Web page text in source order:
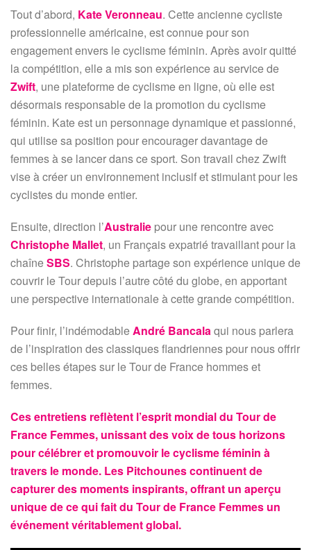
Tout d’abord, Kate Veronneau. Cette ancienne cycliste
professionnelle américaine, est connue pour son
engagement envers le cyclisme féminin. Après avoir quitté
la compétition, elle a mis son expérience au service de
Zwift, une plateforme de cyclisme en ligne, où elle est
désormais responsable de la promotion du cyclisme
féminin. Kate est un personnage dynamique et passionné,
qui utilise sa position pour encourager davantage de
femmes à se lancer dans ce sport. Son travail chez Zwift
vise à créer un environnement inclusif et stimulant pour les
cyclistes du monde entier.
Ensuite, direction l’Australie pour une rencontre avec
Christophe Mallet, un Français expatrié travaillant pour la
chaîneSBS. Christophe partage son expérience unique de
couvrir le Tour depuis l’autre côté du globe, en apportant
une perspective internationale à cette grande compétition.
Pour finir, l’indémodableAndré Bancalaqui nous parlera
de l’inspiration des classiques flandriennes pour nous offrir
ces belles étapes sur le Tour de France hommes et
femmes.
Ces entretiens reflètent l’esprit mondial du Tour de
France Femmes, unissant des voix de tous horizons
pour célébrer et promouvoir le cyclisme féminin à
travers le monde. Les Pitchounes continuent de
capturer des moments inspirants, offrant un aperçu
unique de ce qui fait du Tour de France Femmes un
événement véritablement global.